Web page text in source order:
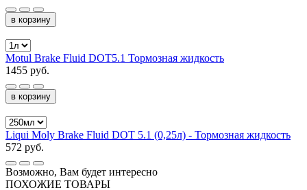
в корзину
Motul Brake Fluid DOT5.1 Тормозная жидкость
1455 руб.
в корзину
Liqui Moly Brake Fluid DOT 5.1 (0,25л) - Тормозная жидкость
572 руб.
Возможно, Вам будет интересно
ПОХОЖИЕ ТОВАРЫ